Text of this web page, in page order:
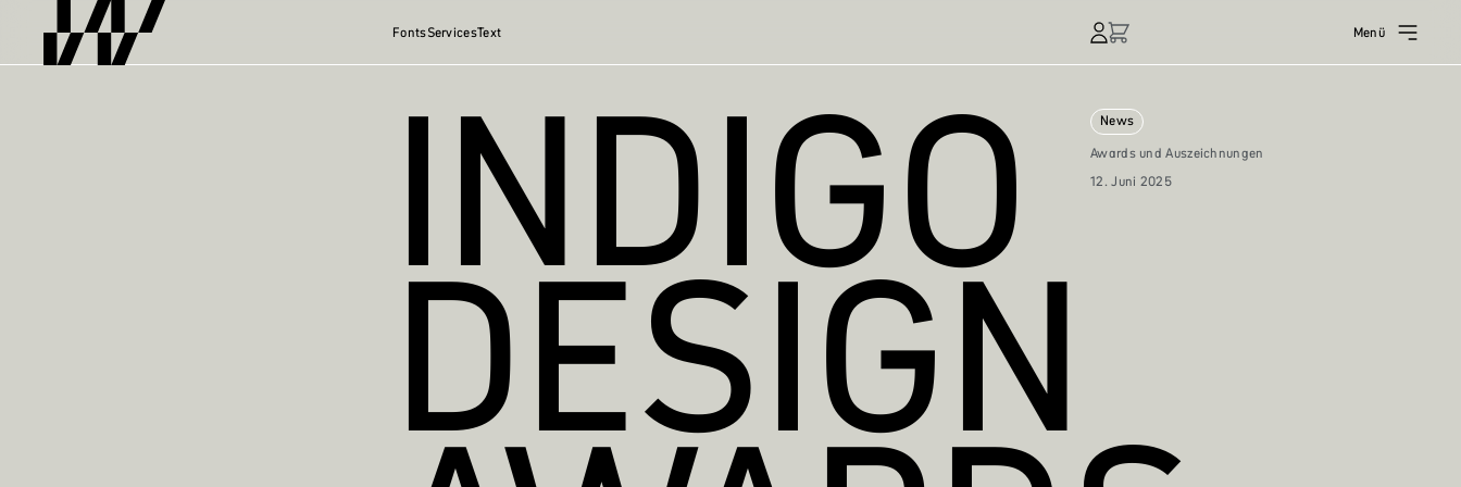
FontsServicesText Menü
INDIGO
DESIGN
News
Awards und Auszeichnungen
12. Juni 2025